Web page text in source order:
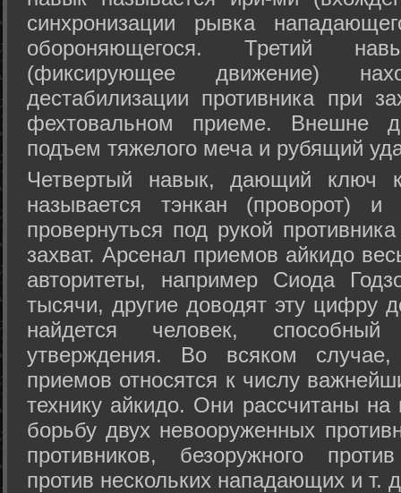
синхронизации рывка
обороняющегося. Третий
(фиксирующее движение)
дестабилизации противника при
фехтовальном приеме. Внешне
подъем тяжелого меча и рубящий
Четвертый навык, дающий ключ
называется тэнкан (проворот)
провернуться под рукой
захват. Арсенал приемов айкидо
авторитеты, например Сиода
тысячи, другие доводят эту цифру
найдется человек,
утверждения. Во всяком
приемов относятся к числу
технику айкидо. Они рассчитаны
борьбу двух невооруженных
противников, безоружного
против нескольких нападающих и т.